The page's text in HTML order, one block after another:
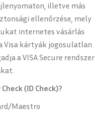
illetve más
ellenőrzése, mely
internetes vásárlás
Visa kártyák jogosulatlan
a VISA Secure rendszer
(ID Check)?
Maestro